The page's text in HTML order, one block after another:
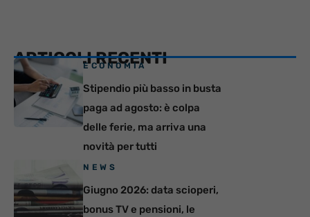
ARTICOLI RECENTI
ECONOMIA
Stipendio più basso in busta
paga ad agosto: è colpa
delle ferie, ma arriva una
novità per tutti
NEWS
Giugno 2026: data scioperi,
bonus TV e pensioni, le